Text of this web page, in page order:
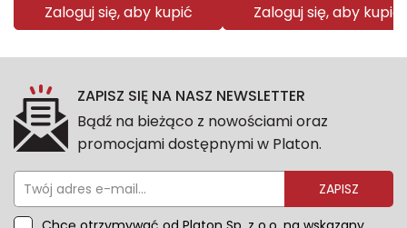
Zaloguj się, aby kupić Zaloguj się, aby kupić
ZAPISZ SIĘ NA NASZ NEWSLETTER
Bądź na bieżąco z nowościami oraz
promocjami dostępnymi w Platon.
ZAPISZ